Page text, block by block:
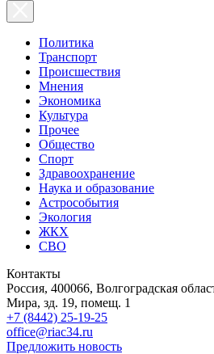
Политика
Транспорт
Происшествия
Мнения
Экономика
Культура
Прочее
Общество
Спорт
Здравоохранение
Наука и образование
Астрособытия
Экология
ЖКХ
СВО
Контакты
Россия, 400066, Волгоградская
Мира, зд. 19, помещ. 1
+7 (8442) 25-19-25
office@riac34.ru
Предложить новость